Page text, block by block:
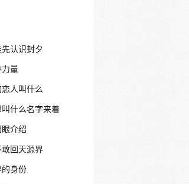
认识封夕
力量
人叫什么
什么名字来着
介绍
回天源界
身份